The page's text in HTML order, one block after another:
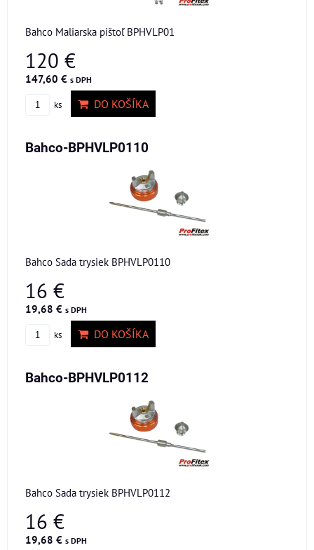
Bahco Maliarska pištoľ BPHVLP01
120 €
147,60 € s DPH
ks DO KOŠÍKA
Bahco-BPHVLP0110
Bahco Sada trysiek BPHVLP0110
16 €
19,68 € s DPH
ks DO KOŠÍKA
Bahco-BPHVLP0112
Bahco Sada trysiek BPHVLP0112
16 €
19,68 € s DPH